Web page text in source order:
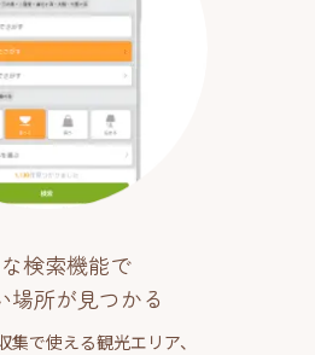
検索機能で
場所が見つかる
集で使える観光エリア、